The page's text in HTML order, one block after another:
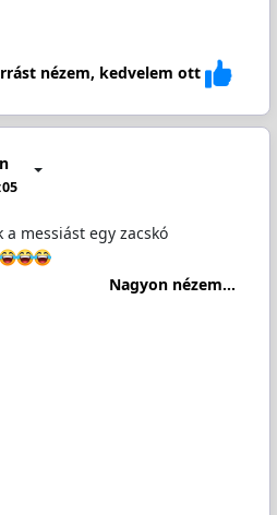
nézem, kedvelem ott
messiást egy zacskó
Nagyon nézem...